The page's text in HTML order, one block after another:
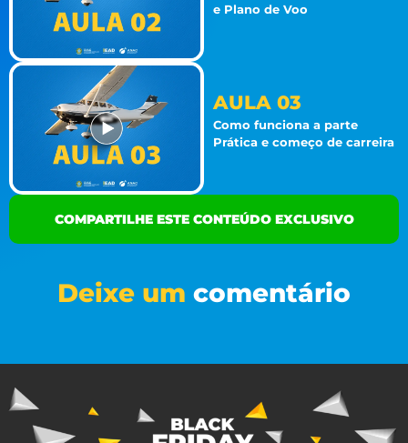
e Plano de Voo
AULA 03
Como funciona a parte
Prática e começo de carreira
COMPARTILHE ESTE CONTEÚDO EXCLUSIVO
Deixe um comentário